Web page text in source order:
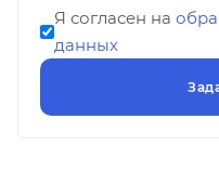
Я согласен на
данных